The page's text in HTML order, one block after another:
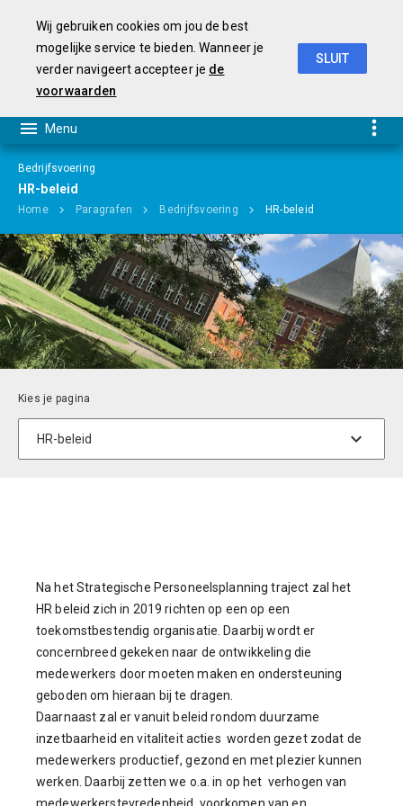
Bedrijfsvoering
HR-beleid
Home Paragrafen Bedrijfsvoering HR-beleid
Na het Strategische Personeelsplanning traject zal het
HR beleid zich in 2019 richten op een op een
toekomstbestendig organisatie. Daarbij wordt er
concernbreed gekeken naar de ontwikkeling die
medewerkers door moeten maken en ondersteuning
geboden om hieraan bij te dragen.
Daarnaast zal er vanuit beleid rondom duurzame
inzetbaarheid en vitaliteit acties worden gezet zodat de
medewerkers productief, gezond en met plezier kunnen
werken. Daarbij zetten we o.a. in op het verhogen van
Wij gebruiken cookies om jou de best
mogelijke service te bieden. Wanneer je
verder navigeert accepteer je de
voorwaarden
SLUIT